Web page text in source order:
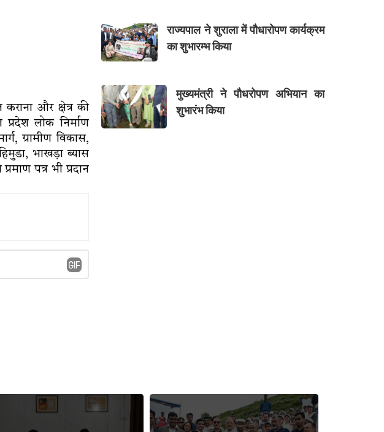
और क्षेत्र की
लोक निर्माण
ग्रामीण विकास,
भाखड़ा ब्यास
पत्र भी प्रदान
राज्यपाल ने शुराला में पौधारोपण कार्यक्रम
का शुभारम्भ किया
मुख्यमंत्री ने पौधरोपण अभियान का
शुभारंभ किया